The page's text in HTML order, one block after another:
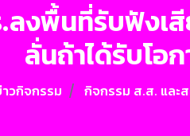
ลงพื้นที่รับฟัง
ลั่นถ้าได้รับโอ
วกิจกรรม กิจกรรม ส.ส. และ